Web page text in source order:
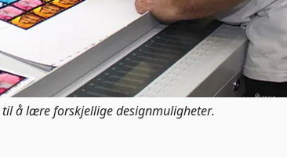
å lære forskjellige designmuligheter.